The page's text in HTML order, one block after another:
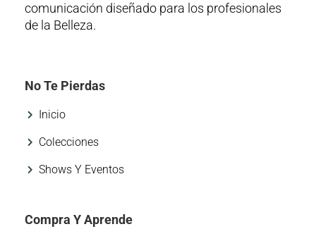
comunicación diseñado para los profesionales
de la Belleza.
No Te Pierdas
Inicio
Colecciones
Shows Y Eventos
Compra Y Aprende